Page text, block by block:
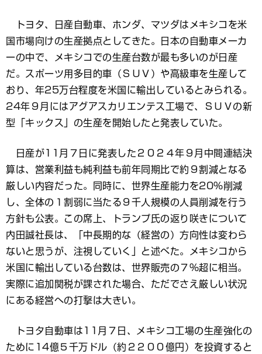
トヨタ、日産自動車、ホンダ、マツダはメキシコを米
国市場向けの生産拠点としてきた。日本の自動車メーカ
ーの中で、メキシコでの生産台数が最も多いのが日産
だ。スポーツ用多目的車（ＳＵＶ）や高級車を生産して
おり、年25万台程度を米国に輸出しているとみられる。
24年９月にはアグアスカリエンテス工場で、ＳＵＶの新
型「キックス」の生産を開始したと発表していた。
日産が11月７日に発表した２０２４年９月中間連結決
算は、営業利益も純利益も前年同期比で約９割減となる
厳しい内容だった。同時に、世界生産能力を20％削減
し、全体の１割弱に当たる９千人規模の人員削減を行う
方針も公表。この席上、トランプ氏の返り咲きについて
内田誠社長は、「中長期的な（経営の）方向性は変わら
ないと思うが、注視していく」と述べた。メキシコから
米国に輸出している台数は、世界販売の７％超に相当。
実際に追加関税が課された場合、ただでさえ厳しい状況
にある経営への打撃は大きい。
トヨタ自動車は11月７日、メキシコ工場の生産強化の
ために14億５千万ドル（約２２００億円）を投資すると